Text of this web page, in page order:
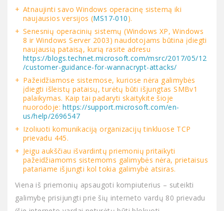
Atnaujinti savo Windows operacinę sistemą iki
naujausios versijos (MS17-010).
Senesnių operacinių sistemų (Windows XP, Windows
8 ir Windows Server 2003) naudotojams būtina įdiegti
naujausią pataisą, kurią rasite adresu
https://blogs.technet.microsoft.com/msrc/2017/05/12
/customer-guidance-for-wannacrypt-attacks/
Pažeidžiamose sistemose, kuriose nėra galimybės
įdiegti išleistų pataisų, turėtų būti išjungtas SMBv1
palaikymas. Kaip tai padaryti skaitykite šioje
nuorodoje:https://support.microsoft.com/en-
us/help/2696547
Izoliuoti komunikaciją organizacijų tinkluose TCP
prievadu 445.
Jeigu aukščiau išvardintų priemonių pritaikyti
pažeidžiamoms sistemoms galimybės nėra, prietaisus
patariame išjungti kol tokia galimybė atsiras.
Viena iš priemonių apsaugoti kompiuterius – suteikti
galimybę prisijungti prie šių interneto vardų 80 prievadu